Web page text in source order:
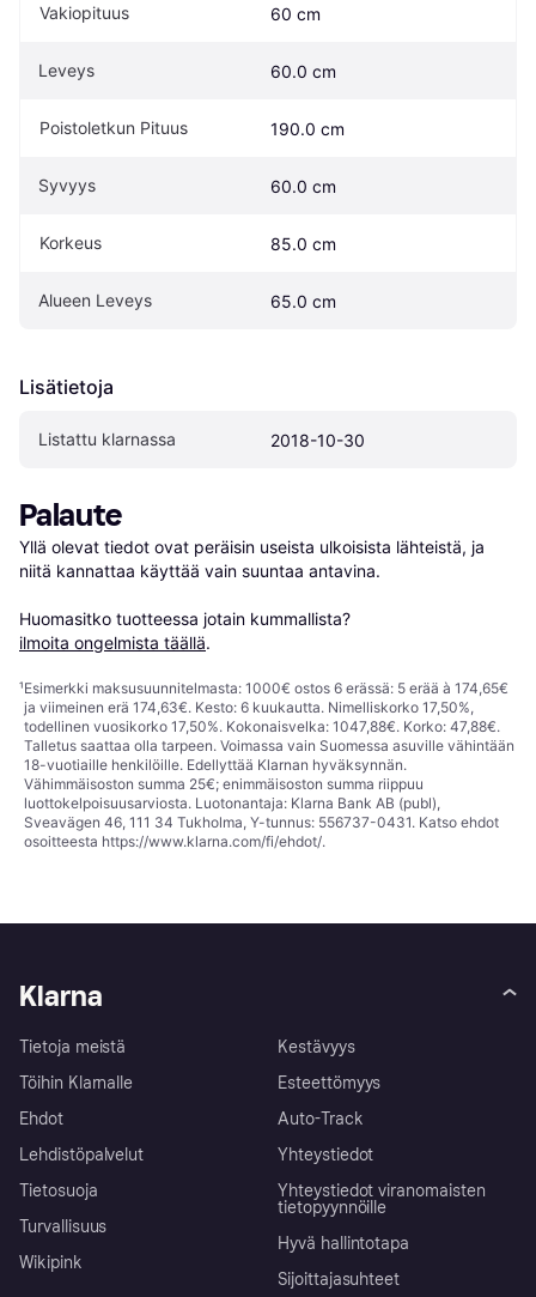
Vakiopituus 60 cm
Leveys 60.0 cm
Poistoletkun Pituus 190.0 cm
Syvyys 60.0 cm
Korkeus 85.0 cm
Alueen Leveys 65.0 cm
Lisätietoja
Listattu klarnassa 2018-10-30
Palaute
Yllä olevat tiedot ovat peräisin useista ulkoisista lähteistä, ja
niitä kannattaa käyttää vain suuntaa antavina.
Huomasitko tuotteessa jotain kummallista?
ilmoita ongelmista täällä.
¹Esimerkki maksusuunnitelmasta: 1000€ ostos 6 erässä: 5 erää à 174,65€
ja viimeinen erä 174,63€. Kesto: 6 kuukautta. Nimelliskorko 17,50%,
todellinen vuosikorko 17,50%. Kokonaisvelka: 1047,88€. Korko: 47,88€.
Talletus saattaa olla tarpeen. Voimassa vain Suomessa asuville vähintään
18-vuotiaille henkilöille. Edellyttää Klarnan hyväksynnän.
Vähimmäisoston summa 25€; enimmäisoston summa riippuu
luottokelpoisuusarviosta. Luotonantaja: Klarna Bank AB (publ),
Sveavägen 46, 111 34 Tukholma, Y-tunnus: 556737-0431. Katso ehdot
osoitteesta https://www.klarna.com/fi/ehdot/.
Klarna
Tietoja meistä
Töihin Klarnalle
Ehdot
Lehdistöpalvelut
Tietosuoja
Turvallisuus
Wikipink
Kestävyys
Esteettömyys
Auto-Track
Yhteystiedot
Yhteystiedot viranomaisten
tietopyynnöille
Hyvä hallintotapa
Sijoittajasuhteet